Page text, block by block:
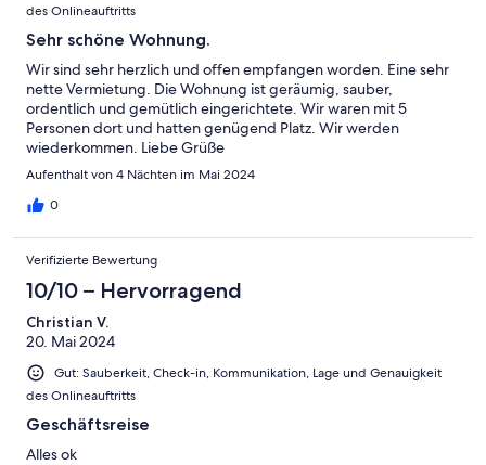
des Onlineauftritts
Sehr schöne Wohnung.
Wir sind sehr herzlich und offen empfangen worden. Eine sehr
nette Vermietung. Die Wohnung ist geräumig, sauber,
ordentlich und gemütlich eingerichtete. Wir waren mit 5
Personen dort und hatten genügend Platz. Wir werden
wiederkommen. Liebe Grüße
Aufenthalt von 4 Nächten im Mai 2024
0
Verifizierte Bewertung
10/10 – Hervorragend
Christian V.
20. Mai 2024
Gut: Sauberkeit, Check-in, Kommunikation, Lage und Genauigkeit
des Onlineauftritts
Geschäftsreise
Alles ok